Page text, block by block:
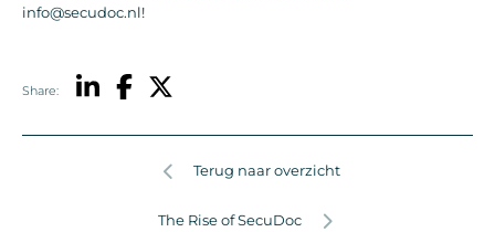
info@secudoc.nl!
Share:
Terug naar overzicht
The Rise of SecuDoc